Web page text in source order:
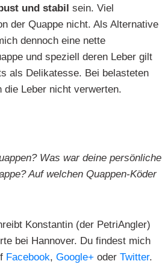
und stabil sein. Viel
der Quappe nicht. Als Alternative
dennoch eine nette
und speziell deren Leber gilt
als Delikatesse. Bei belasteten
die Leber nicht verwerten.
Was war deine persönliche
Auf welchen Quappen-Köder
Konstantin (der PetriAngler)
bei Hannover. Du findest mich
Facebook, Google+ oder Twitter.